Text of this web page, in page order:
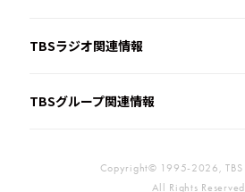
TBSラジオ関連情報
TBSグループ関連情報
Copyright© 1995-2026, TBS
All Rights